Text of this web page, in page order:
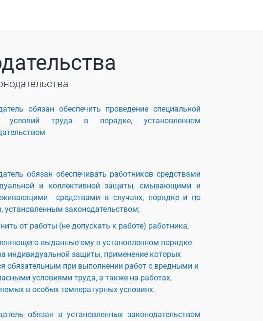
обязан обеспечить проведение специальной
условий труда в порядке, установленном
обязан обеспечивать работников средствами
и коллективной защиты, смывающими и
средствами в случаях, порядке и по
установленным законодательством;
от работы (не допускать к работе) работника,
выданные ему в установленном порядке
индивидуальной защиты, применение которых
обязательным при выполнении работ с вредными и
условиями труда, а также на работах,
в особых температурных условиях.
обязан в установленных законодательством